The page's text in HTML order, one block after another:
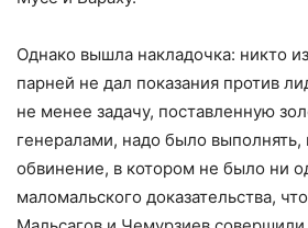
Однако вышла накладочка: никто
парней не дал показания против
не менее задачу, поставленную
генералами, надо было выполнять,
обвинение, в котором не было ни
маломальского доказательства,